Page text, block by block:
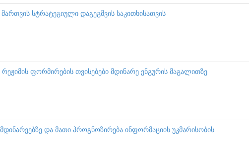
სტრატეგიული დაგეგმვის საკითხისათვის
ფორმირების თვისებები მდინარე ენგურის მაგალითზე
და მათი პროგნოზირება ინფორმაციის უკმარისობის